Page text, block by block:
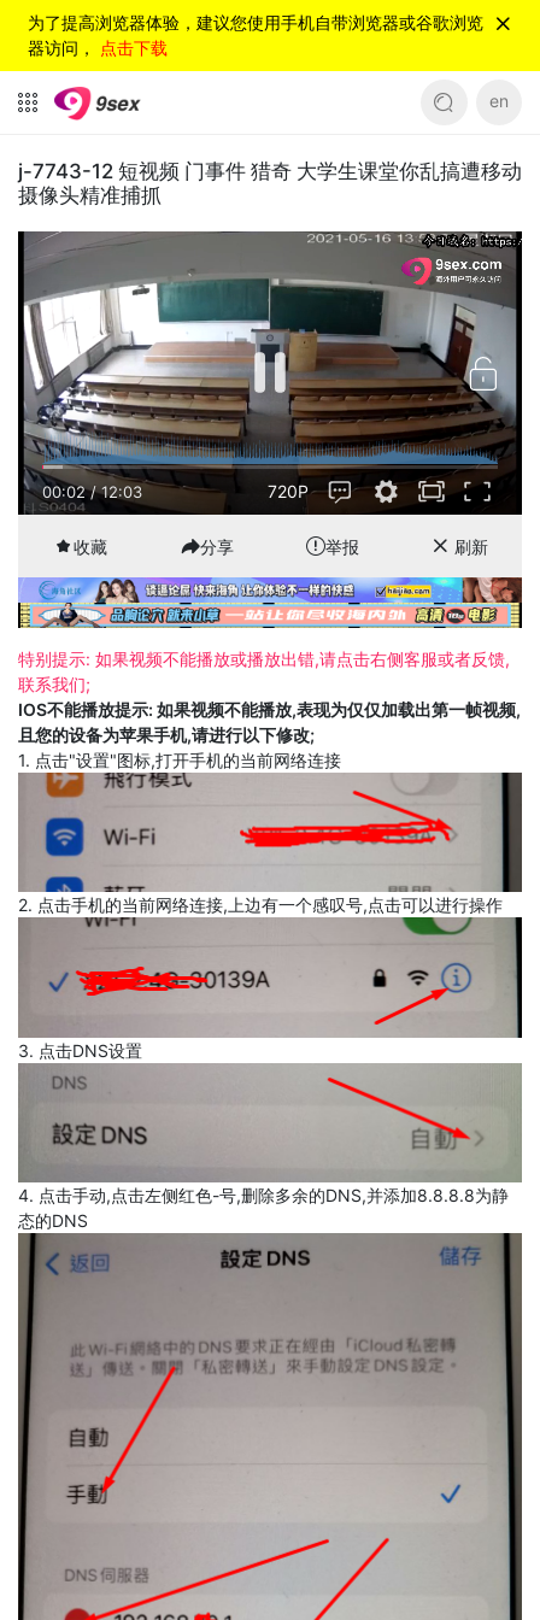
为了提高浏览器体验，建议您使用手机自带浏览器或谷歌浏览
器访问， 点击下载
en
j-7743-12 短视频 门事件 猎奇 大学生课堂你乱搞遭移动
摄像头精准捕抓
00:03/12:03 720P
收藏 分享 举报 刷新
特别提示: 如果视频不能播放或播放出错,请点击右侧客服或者反馈,
联系我们;
IOS不能播放提示: 如果视频不能播放,表现为仅仅加载出第一帧视频,
且您的设备为苹果手机,请进行以下修改;
1. 点击"设置"图标,打开手机的当前网络连接
2. 点击手机的当前网络连接,上边有一个感叹号,点击可以进行操作
3. 点击DNS设置
4. 点击手动,点击左侧红色-号,删除多余的DNS,并添加8.8.8.8为静
态的DNS